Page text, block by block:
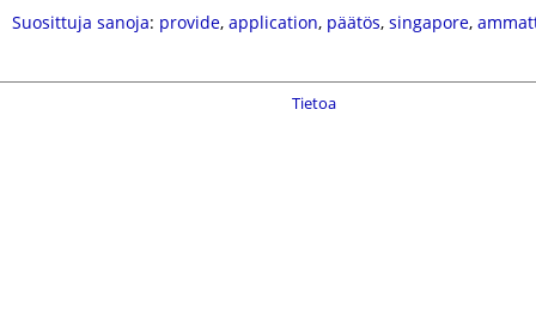
Suosittuja sanoja: provide, application, päätös, singapore,
Tietoa